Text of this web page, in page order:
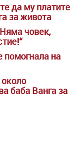
да му платите
за живота
човек,
помогнала на
баба Ванга за